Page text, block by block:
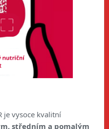
je vysoce kvalitní
středním a pomalým